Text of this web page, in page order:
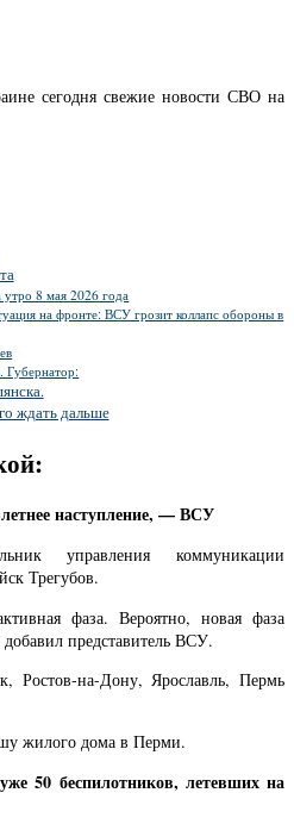
сегодня свежие новости СВО на
утро 8 мая 2026 года
на фронте: ВСУ грозит коллапс обороны в
Губернатор:
ждать дальше
наступление, — ВСУ
управления коммуникации
Трегубов.
фаза. Вероятно, новая фаза
представитель ВСУ.
Ростов-на-Дону, Ярославль, Пермь
жилого дома в Перми.
50 беспилотников, летевших на